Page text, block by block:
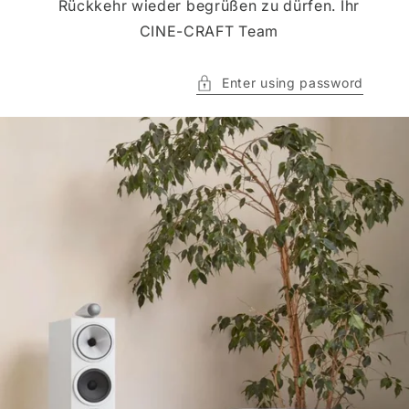
Rückkehr wieder begrüßen zu dürfen. Ihr
CINE-CRAFT Team
Enter using password